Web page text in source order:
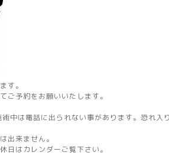
す。
ご予約をお願いいたします。
中は電話に出られない事があります。恐れ入
出来ません。
日はカレンダーご覧下さい。